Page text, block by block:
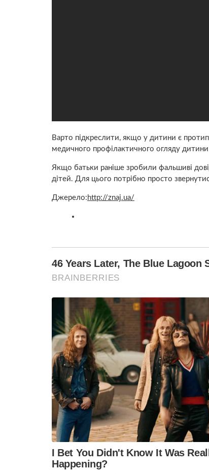
Варто підкреслити, якщо у дитини є
медичного профілактичного огляду дитини
Якщо батьки раніше зробили фальшиві
дітей. Для цього потрібно просто
Джерело: http://znaj.ua/